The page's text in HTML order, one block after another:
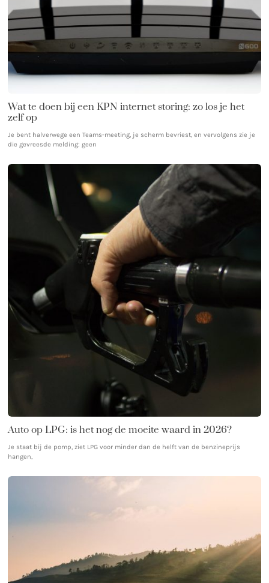
Wat te doen bij een KPN internet storing: zo los je het
zelf op
Je bent halverwege een Teams-meeting, je scherm bevriest, en vervolgens zie je
die gevreesde melding: geen
Auto op LPG: is het nog de moeite waard in 2026?
Je staat bij de pomp, ziet LPG voor minder dan de helft van de benzineprijs
hangen,